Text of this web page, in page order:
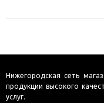
Нижегородская сеть
продукции высокого
услуг.